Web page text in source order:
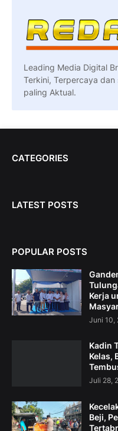
Leading Media Digital
Terkini, Terpercaya
paling Aktual.
CATEGORIES
LATEST POSTS
POPULAR POSTS
Kerja
Juni 10,
Kadin
Kelas,
Juli 28,
Beji,